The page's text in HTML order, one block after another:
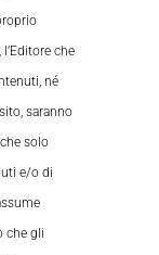
che
né
saranno
solo
e/o di
che gli